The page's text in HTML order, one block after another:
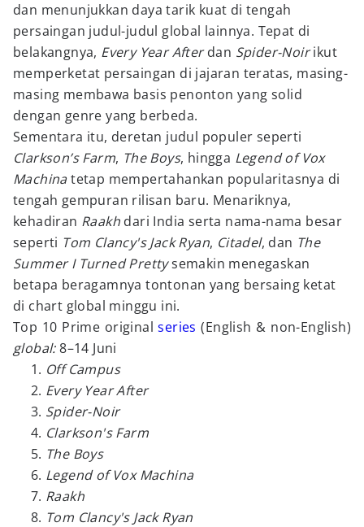
dan menunjukkan daya tarik kuat di tengah
persaingan judul-judul global lainnya. Tepat di
belakangnya, Every Year Afterdan Spider-Noirikut
memperketat persaingan di jajaran teratas, masing-
masing membawa basis penonton yang solid
dengan genre yang berbeda.
Sementara itu, deretan judul populer seperti
Clarkson’s Farm, The Boys, hingga Legend of Vox
Machinatetap mempertahankan popularitasnya di
tengah gempuran rilisan baru. Menariknya,
kehadiran Raakh dari India serta nama-nama besar
seperti Tom Clancy's Jack Ryan, Citadel, dan The
Summer I Turned Prettysemakin menegaskan
betapa beragamnya tontonan yang bersaing ketat
di chart global minggu ini.
Top 10 Prime originalseries (English & non-English)
global:8–14 Juni
Off Campus
Every Year After
Spider-Noir
Clarkson's Farm
The Boys
Legend of Vox Machina
Raakh
Tom Clancy's Jack Ryan